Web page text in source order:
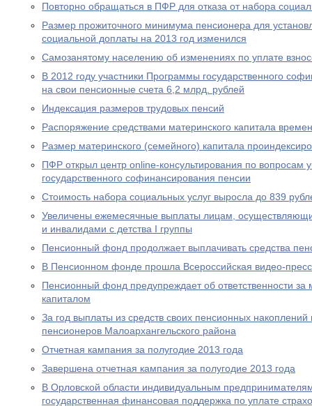
Повторно обращаться в ПФР для отказа от набора
Размер прожиточного минимума пенсионера для
социальной доплаты на 2013 год изменился
Самозанятому населению об изменениях по уплате
В 2012 году участники Программы государственного
на свои пенсионные счета 6,2 млрд. рублей
Индексация размеров трудовых пенсий
Распоряжение средствами материнского капитала
Размер материнского (семейного) капитала
ПФР открыл центр online-консультирования по вопросам
государственного софинансирования пенсии
Стоимость набора социальных услуг выросла до 839
Увеличены ежемесячные выплаты лицам,
и инвалидами с детства I группы
Пенсионный фонд продолжает выплачивать средства
В Пенсионном фонде прошла Всероссийская видео-
Пенсионный фонд предупреждает об ответственности
капиталом
За год выплаты из средств своих пенсионных накоплений
пенсионеров Малоархангельского района
Отчетная кампания за полугодие 2013 года
Завершена отчетная кампания за полугодие 2013 года
В Орловской области индивидуальным
государственная финансовая поддержка по уплате